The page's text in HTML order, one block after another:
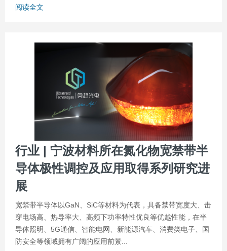
阅读全文
行业 | 宁波材料所在氮化物宽禁带半
导体极性调控及应用取得系列研究进
展
宽禁带半导体以GaN、SiC等材料为代表，具备禁带宽度大、击
穿电场高、热导率大、高频下功率特性优良等优越性能，在半
导体照明、5G通信、智能电网、新能源汽车、消费类电子、国
防安全等领域拥有广阔的应用前景...